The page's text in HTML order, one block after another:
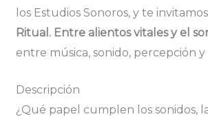
los Estudios Sonoros, y te
Ritual. Entre alientos vitales y el
entre música, sonido, percepción
Descripción
¿Qué papel cumplen los sonidos,